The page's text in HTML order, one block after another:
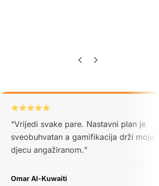
“Vrijedi svake pare. Nastavni plan je
sveobuhvatan a gamifikacija drži moju
djecu angažiranom.”
Omar Al-Kuwaiti